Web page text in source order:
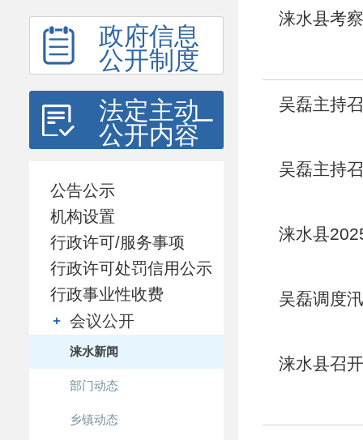
政府信息
公开制度
法定主动
公开内容
公告公示
机构设置
行政许可/服务事项
行政许可处罚信用公示
行政事业性收费
会议公开
涞水新闻
部门动态
乡镇动态
涞水县考
吴磊主持
吴磊主持
涞水县
吴磊调度
涞水县召